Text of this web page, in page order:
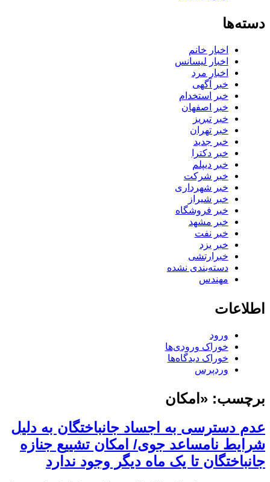
دسته‌ها
اخبار خانم
اخبار لیسانس
اخبار مرد
خبر آگهی
خبر استخدام
خبر اصفهان
خبر تبریز
خبر تهران
خبر جدید
خبر دکترا
خبر دیپلم
خبر شرکت
خبر شهرداری
خبر شیراز
خبر فروشگاه
خبر مشهد
خبر نفت
خبر یزد
خبرارتشی
دسته‌بندی نشده
مهندس
اطلاعات
ورود
خوراک ورودی‌ها
خوراک دیدگاه‌ها
وردپرس
برچسب: «امکان
عدم دسترسی به اجساد جانباختگان به دلیل
شرایط نامساعد جوی/ امکان تشییع جنازه
جانباختگان تا یک ماه دیگر وجود ندارد